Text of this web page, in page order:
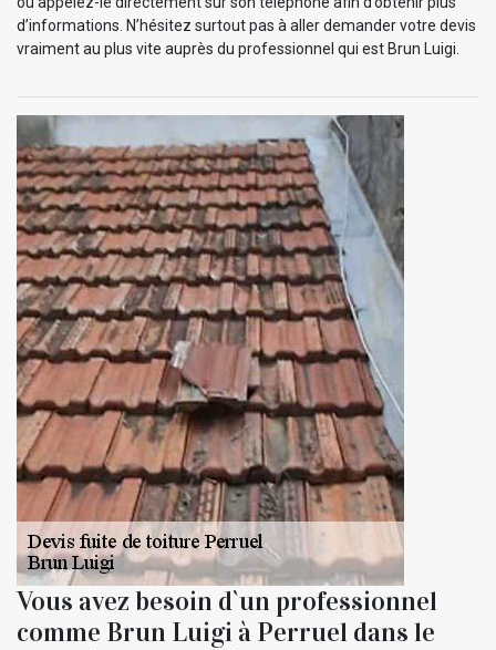
d’informations. N’hésitez surtout pas à aller demander votre devis
vraiment au plus vite auprès du professionnel qui est Brun Luigi.
Vous avez besoin d`un professionnel
comme Brun Luigi à Perruel dans le